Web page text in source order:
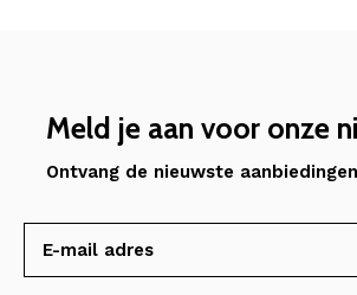
Meld je aan voor onze
Ontvang de nieuwste